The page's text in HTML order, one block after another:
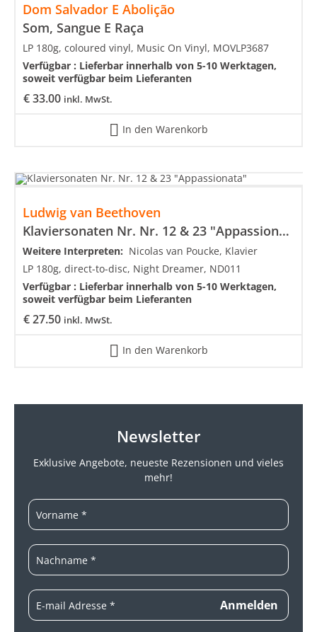
Dom Salvador E Abolição
Som, Sangue E Raça
€33.00 inkl. MwSt.
LP 180g, coloured vinyl, Music On Vinyl, MOVLP3687
Verfügbar : Lieferbar innerhalb von 5-10 Werktagen,
soweit verfügbar beim Lieferanten
In den Warenkorb
Ludwig van Beethoven
Klaviersonaten Nr. Nr. 12 & 23 "Appassionata"
€27.50 inkl. MwSt.
Weitere Interpreten: Nicolas van Poucke, Klavier
LP 180g, direct-to-disc, Night Dreamer, ND011
Verfügbar : Lieferbar innerhalb von 5-10 Werktagen,
soweit verfügbar beim Lieferanten
In den Warenkorb
Newsletter
Exklusive Angebote, neueste Rezensionen und vieles
mehr!